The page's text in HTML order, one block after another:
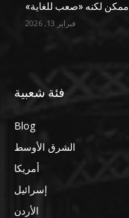
ممكن لكنه «صعب للغاية»
فبراير 13, 2026
فئة شعبية
Blog
الشرق الأوسط
أمريكا
إسرائيل
الأردن